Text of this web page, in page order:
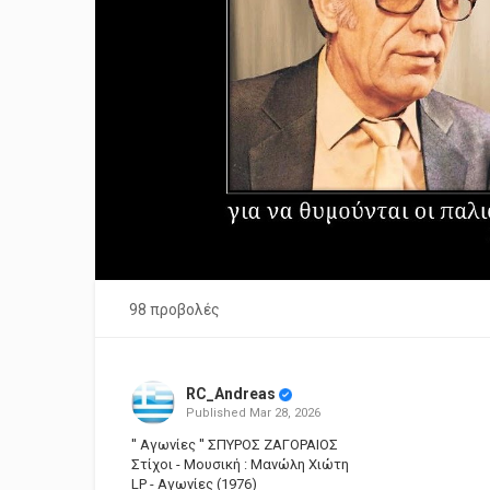
98 προβολές
RC_Andreas
Published Mar 28, 2026
'' Αγωνίες '' ΣΠΥΡΟΣ ΖΑΓΟΡΑΙΟΣ
Στίχοι - Μουσική : Μανώλη Χιώτη
LP - Αγωνίες (1976)